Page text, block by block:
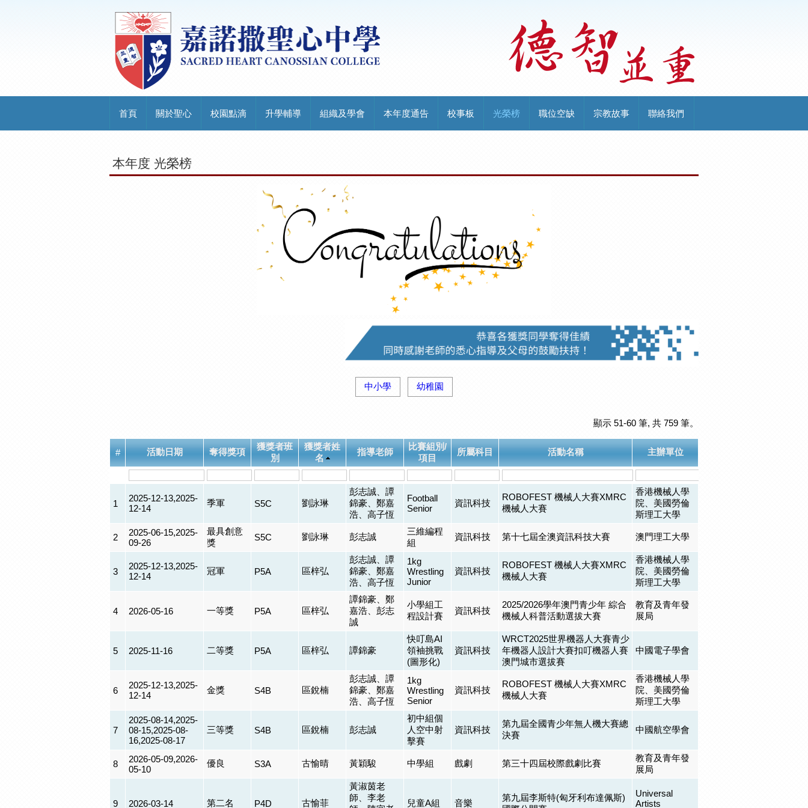
首頁 關於聖心 校園點滴 升學輔導 組織及學會 本年度通告 校事板 光榮榜 職位空缺 宗教故事 聯絡我們
本年度 光榮榜
中小學 幼稚園
顯示 51-60 筆, 共 759 筆。
# 活動日期 奪得獎項
獲獎者班
別
獲獎者姓
名
指導老師
比賽組別/
項目
所屬科目 活動名稱 主辦單位
1
2025-12-13,2025-
12-14
季軍 S5C 劉詠琳
彭志誠、譚
錦豪、鄭嘉
浩、高子恆
Football
Senior
資訊科技
ROBOFEST 機械人大賽XMRC
機械人大賽
香港機械人學
院、美國勞倫
斯理工大學
2
2025-06-15,2025-
09-26
最具創意
獎
S5C 劉詠琳 彭志誠
三維編程
組
資訊科技 第十七屆全澳資訊科技大賽 澳門理工大學
3
2025-12-13,2025-
12-14
冠軍 P5A 區梓弘
彭志誠、譚
錦豪、鄭嘉
浩、高子恆
1kg
Wrestling
Junior
資訊科技
ROBOFEST 機械人大賽XMRC
機械人大賽
香港機械人學
院、美國勞倫
斯理工大學
4 2026-05-16 一等獎 P5A 區梓弘
譚錦豪、鄭
嘉浩、彭志
誠
小學組工
程設計賽
資訊科技
2025/2026學年澳門青少年 綜合
機械人科普活動選拔大賽
教育及青年發
展局
5 2025-11-16 二等獎 P5A 區梓弘 譚錦豪
快叮島AI
領袖挑戰
(圖形化)
資訊科技
WRCT2025世界機器人大賽青少
年機器人設計大賽扣叮機器人賽
澳門城市選拔賽
中國電子學會
6
2025-12-13,2025-
12-14
金獎 S4B 區銳楠
彭志誠、譚
錦豪、鄭嘉
浩、高子恆
1kg
Wrestling
Senior
資訊科技
ROBOFEST 機械人大賽XMRC
機械人大賽
香港機械人學
院、美國勞倫
斯理工大學
7
2025-08-14,2025-
08-15,2025-08-
16,2025-08-17
三等獎 S4B 區銳楠 彭志誠
初中組個
人空中射
擊賽
資訊科技
第九屆全國青少年無人機大賽總
決賽
中國航空學會
8
2026-05-09,2026-
05-10
優良 S3A 古愉晴 黃穎駿 中學組 戲劇 第三十四屆校際戲劇比賽
教育及青年發
展局
9 2026-03-14 第二名 P4D 古愉菲
黃淑茵老
師、李老
兒童A組 音樂
第九屆李斯特(匈牙利布達佩斯)
Universal
Artists